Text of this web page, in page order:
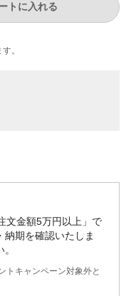
トに入れる
。
文金額5万円以上」で
納期を確認いたしま
トキャンペーン対象外と